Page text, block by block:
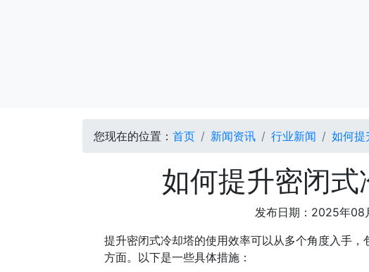
您现在的位置： 首页 新闻资讯 行业新闻 如何提
如何提升密闭
发布日期：2025年
提升密闭式冷却塔的使用效率可以从多个角度入手
方面。以下是一些具体措施：